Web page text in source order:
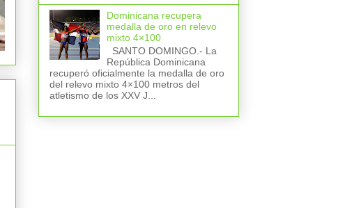
Dominicana recupera
medalla de oro en relevo
mixto 4×100
SANTO DOMINGO.- La
República Dominicana
recuperó oficialmente la medalla de oro
del relevo mixto 4×100 metros del
atletismo de los XXV J...